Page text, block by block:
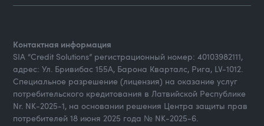
Контактная информация
SIA “Credit Solutions” регистрационный номер: 40103982111,
адрес: Ул. Бривибас 155А, Барона Кварталс, Рига, LV-1012.
Специальное разрешение (лицензия) на оказание услуг
потребительского кредитования в Латвийской Республике
Nr. NK-2025-1, на основании решения Центра защиты прав
потребителей 18 июня 2025 года № NK-2025-6.